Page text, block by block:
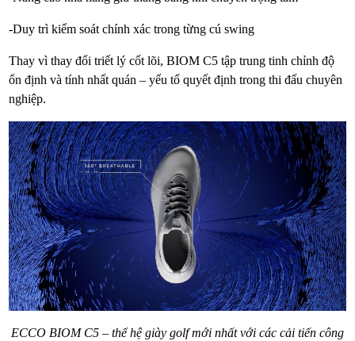
-Duy trì kiểm soát chính xác trong từng cú swing
Thay vì thay đổi triết lý cốt lõi, BIOM C5 tập trung tinh chỉnh độ
ổn định và tính nhất quán – yếu tố quyết định trong thi đấu chuyên
nghiệp.
ECCO BIOM C5 – thế hệ giày golf mới nhất với các cải tiến công